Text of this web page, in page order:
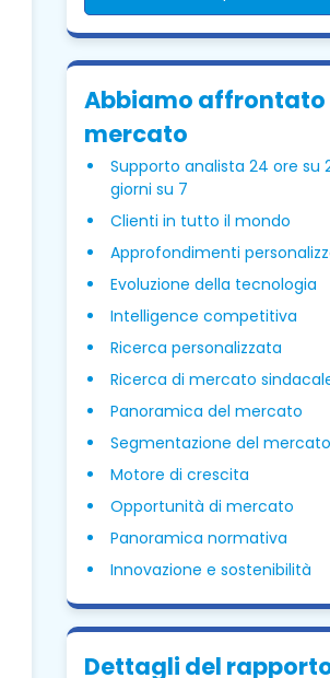
Abbiamo affrontato
mercato
Supporto analista 24 ore su
giorni su 7
Clienti in tutto il mondo
Approfondimenti
Evoluzione della tecnologia
Intelligence competitiva
Ricerca personalizzata
Ricerca di mercato
Panoramica del mercato
Segmentazione del mercato
Motore di crescita
Opportunità di mercato
Panoramica normativa
Innovazione e sostenibilità
Dettagli del